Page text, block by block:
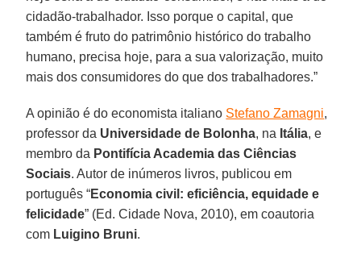
cidadão-trabalhador. Isso porque o capital, que
também é fruto do patrimônio histórico do trabalho
humano, precisa hoje, para a sua valorização, muito
mais dos consumidores do que dos trabalhadores.”
A opinião é do economista italiano Stefano Zamagni,
professor da Universidade de Bolonha, na Itália, e
membro da Pontifícia Academia das Ciências
Sociais. Autor de inúmeros livros, publicou em
português “Economia civil: eficiência, equidade e
felicidade” (Ed. Cidade Nova, 2010), em coautoria
com Luigino Bruni.